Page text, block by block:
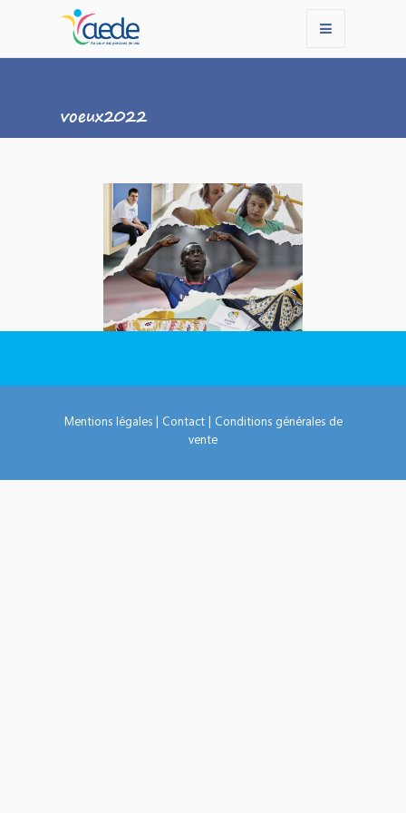
voeux2022
Mentions légales| Contact| Conditions générales de
vente